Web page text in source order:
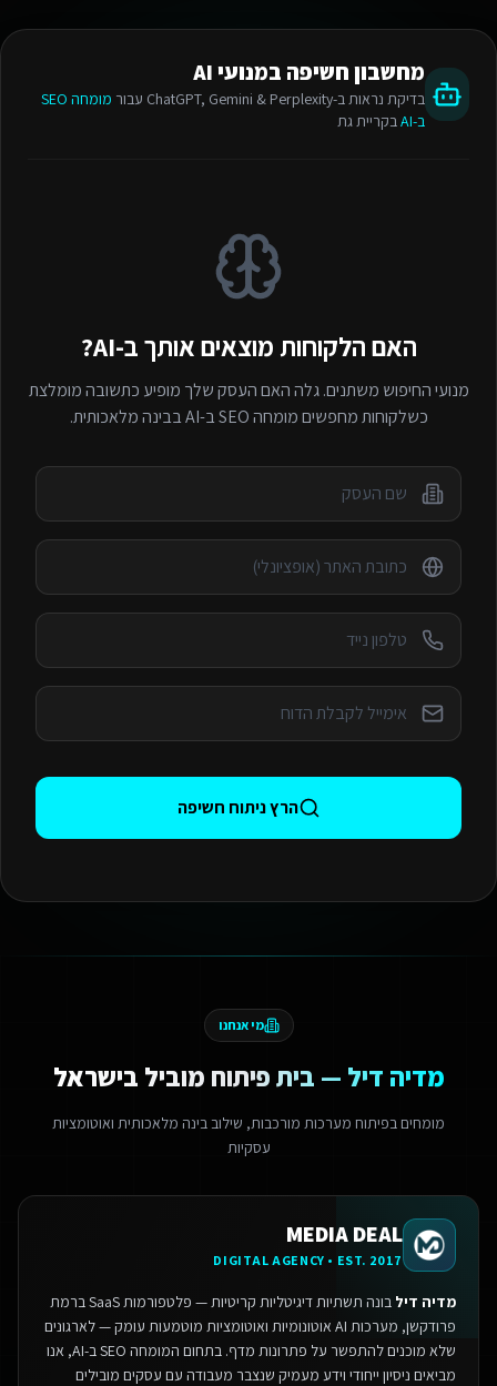
מחשבון חשיפה במנועי AI
בדיקת נראות ב-ChatGPT, Gemini & Perplexity עבור
מומחה SEO
ב-AI
בקריית גת
האם הלקוחות מוצאים אותך ב-AI?
מנועי החיפוש משתנים. גלה האם העסק שלך מופיע כתשובה מומלצת
כשלקוחות מחפשיםמומחה SEO ב-AI בבינה מלאכותית.
הרץ ניתוח חשיפה
מי אנחנו
מדיה דיל — בית פיתוח מוביל בישראל
מומחים בפיתוח מערכות מורכבות, שילוב בינה מלאכותית ואוטומציות
עסקיות
MEDIA DEAL
DIGITAL AGENCY • EST. 2017
מדיה דיל
בונה תשתיות דיגיטליות קריטיות — פלטפורמות SaaS ברמת
פרודקשן, מערכות AI אוטונומיות ואוטומציות מוטמעות עומק — לארגונים
שלא מוכנים להתפשר על פתרונות מדף.
בתחום המומחה SEO ב-AI, אנו
מביאים ניסיון ייחודי וידע מעמיק שנצבר מעבודה עם עסקים מובילים